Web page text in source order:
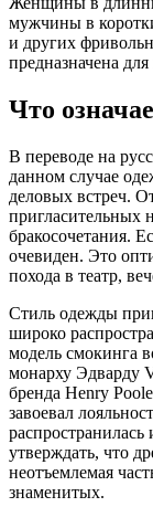
мужчины в
и других
предназначена
Что
В переводе на
данном случае
деловых встреч.
пригласительных
бракосочетания.
очевиден. Это
похода в театр,
Стиль одежды
широко
модель смокинга
монарху Эдварду
бренда Henry
завоевал
утверждать, что
неотъемлемая
знаменитых.